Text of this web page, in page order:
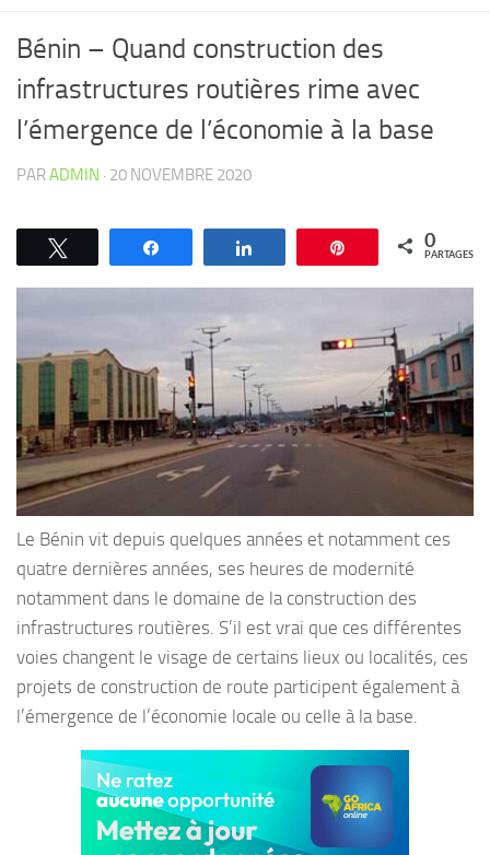
Bénin – Quand construction des
infrastructures routières rime avec
l’émergence de l’économie à la base
PARADMIN · 20 NOVEMBRE 2020
Épingle 0
PARTAGES
Le Bénin vit depuis quelques années et notamment ces
quatre dernières années, ses heures de modernité
notamment dans le domaine de la construction des
infrastructures routières. S’il est vrai que ces différentes
voies changent le visage de certains lieux ou localités, ces
projets de construction de route participent également à
l’émergence de l’économie locale ou celle à la base.